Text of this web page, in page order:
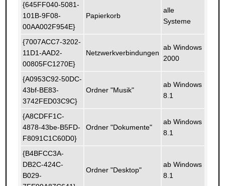
{645FF040-5081-
101B-9F08-
00AA002F954E}
Papierkorb
alle
Systeme
{7007ACC7-3202-
11D1-AAD2-
00805FC1270E}
Netzwerkverbindungen
ab Windows
2000
{A0953C92-50DC-
43bf-BE83-
3742FED03C9C}
Ordner "Musik"
ab Windows
8.1
{A8CDFF1C-
4878-43be-B5FD-
F8091C1C60D0}
Ordner "Dokumente"
ab Windows
8.1
{B4BFCC3A-
DB2C-424C-
B029-
Ordner "Desktop"
ab Windows
8.1